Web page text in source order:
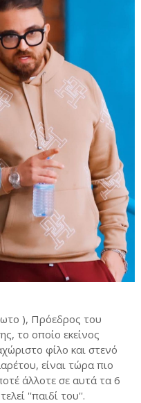
), Πρόεδρος του
το οποίο εκείνος
φίλο και στενό
είναι τώρα πιο
άλλοτε σε αυτά τα 6
''παιδί του''.